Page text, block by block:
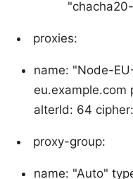
proxies:
name: "Node-
alterId: 64
proxy-group:
name: "Auto"